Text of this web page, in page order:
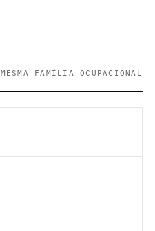
MESMA FAMÍLIA OCUPACIONAL